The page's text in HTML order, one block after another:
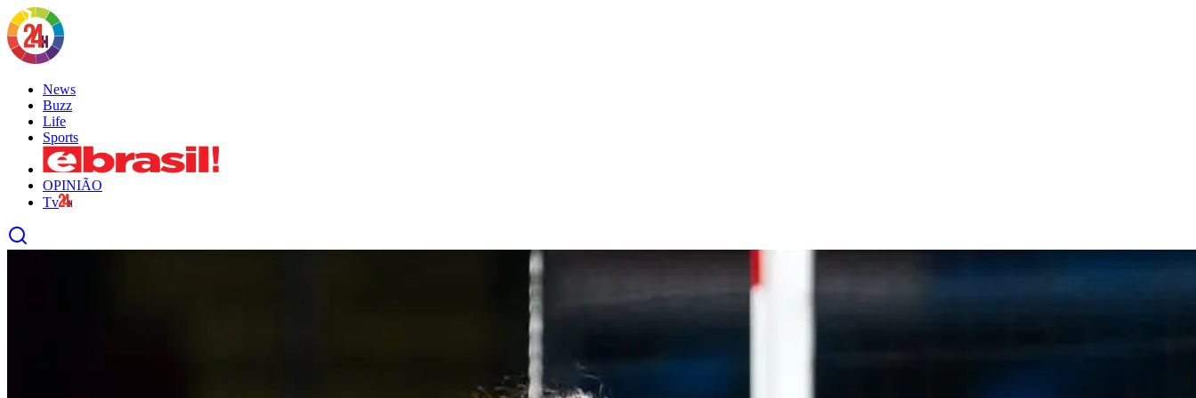
News
Buzz
Life
Sports
OPINIÃO
Tv